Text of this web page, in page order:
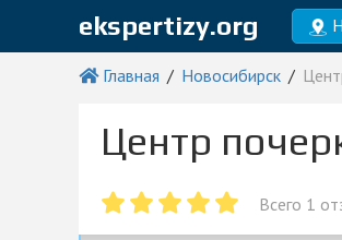
ekspertizy.org
Главная Новосибирск
Центр
Всего 1